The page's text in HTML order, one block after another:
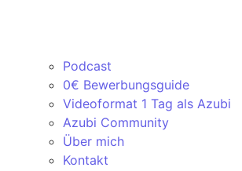
Podcast
0€ Bewerbungsguide
Videoformat 1 Tag als Azubi
Azubi Community
Über mich
Kontakt